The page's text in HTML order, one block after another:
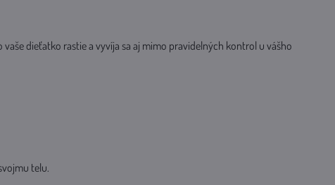
dieťatko rastie a vyvíja sa aj mimo pravidelných kontrol u vášho
telu.